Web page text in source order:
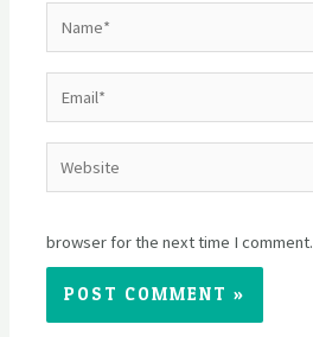
Website
browser for the next time I comment.